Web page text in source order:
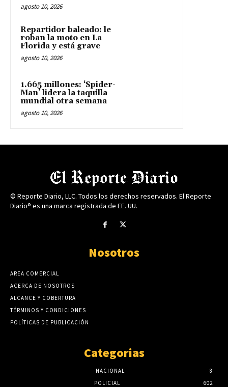
agosto 10, 2026
Repartidor baleado: le
roban la moto en La
Florida y está grave
agosto 10, 2026
1.665 millones: ‘Spider-
Man’ lidera la taquilla
mundial otra semana
agosto 10, 2026
© Reporte Diario, LLC. Todos los derechos reservados. El Reporte
Diario® es una marca registrada de EE. UU.
Nosotros
AREA COMERCIAL
ACERCA DE NOSOTROS
ALCANCE Y COBERTURA
TÉRMINOS Y CONDICIONES
POLÍTICAS DE PUBLICACIÓN
Categorias
NACIONAL
8
POLICIAL
602